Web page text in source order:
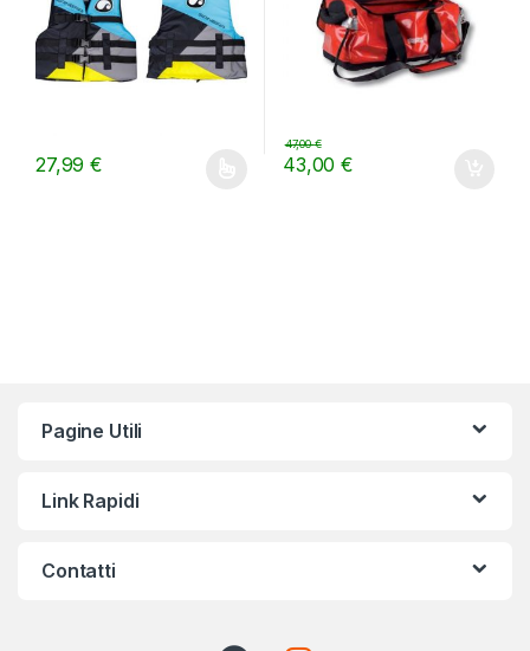
27,99€
Questo prodotto ha più varianti. Le opzioni possono essere
43,00€
47,00€
Pagine Utili
Link Rapidi
Contatti